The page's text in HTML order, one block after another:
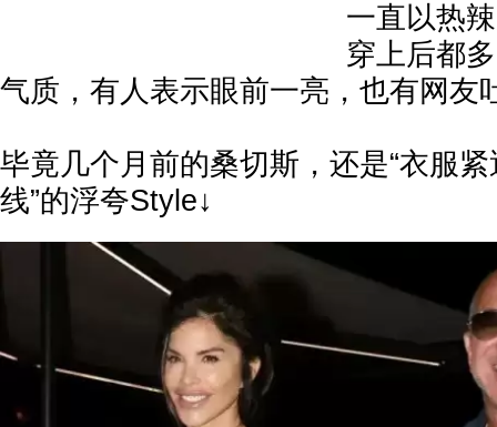
一直以热
穿上后都
气质，有人表示眼前一亮，也有网友
毕竟几个月前的桑切斯，还是“衣服
线”的浮夸Style↓